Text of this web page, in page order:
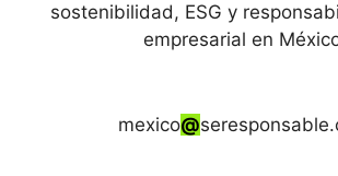
sostenibilidad, ESG y
empresarial en
mexico@